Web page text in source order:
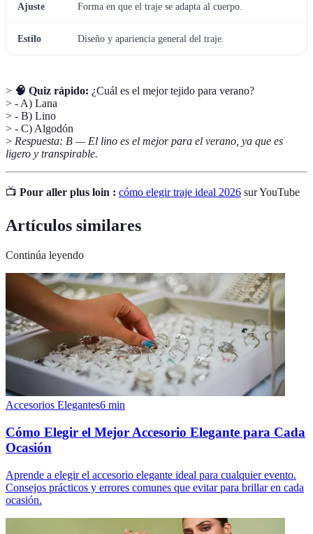
Ajuste Forma en que el traje se adapta al cuerpo.
Estilo Diseño y apariencia general del traje.
> 🧠 Quiz rápido: ¿Cuál es el mejor tejido para verano?
> - A) Lana
> - B) Lino
> - C) Algodón
> Respuesta: B — El lino es el mejor para el verano, ya que es
ligero y transpirable.
📺 Pour aller plus loin : cómo elegir traje ideal 2026 sur YouTube
Artículos similares
Continúa leyendo
Accesorios Elegantes6 min
Cómo Elegir el Mejor Accesorio Elegante para Cada
Ocasión
Aprende a elegir el accesorio elegante ideal para cualquier evento.
Consejos prácticos y errores comunes que evitar para brillar en cada
ocasión.